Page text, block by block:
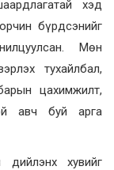
хэд
бүрдсэнийг
Мөн
тухайлбал,
цахимжилт,
авч буй арга
дийлэнх хувийг